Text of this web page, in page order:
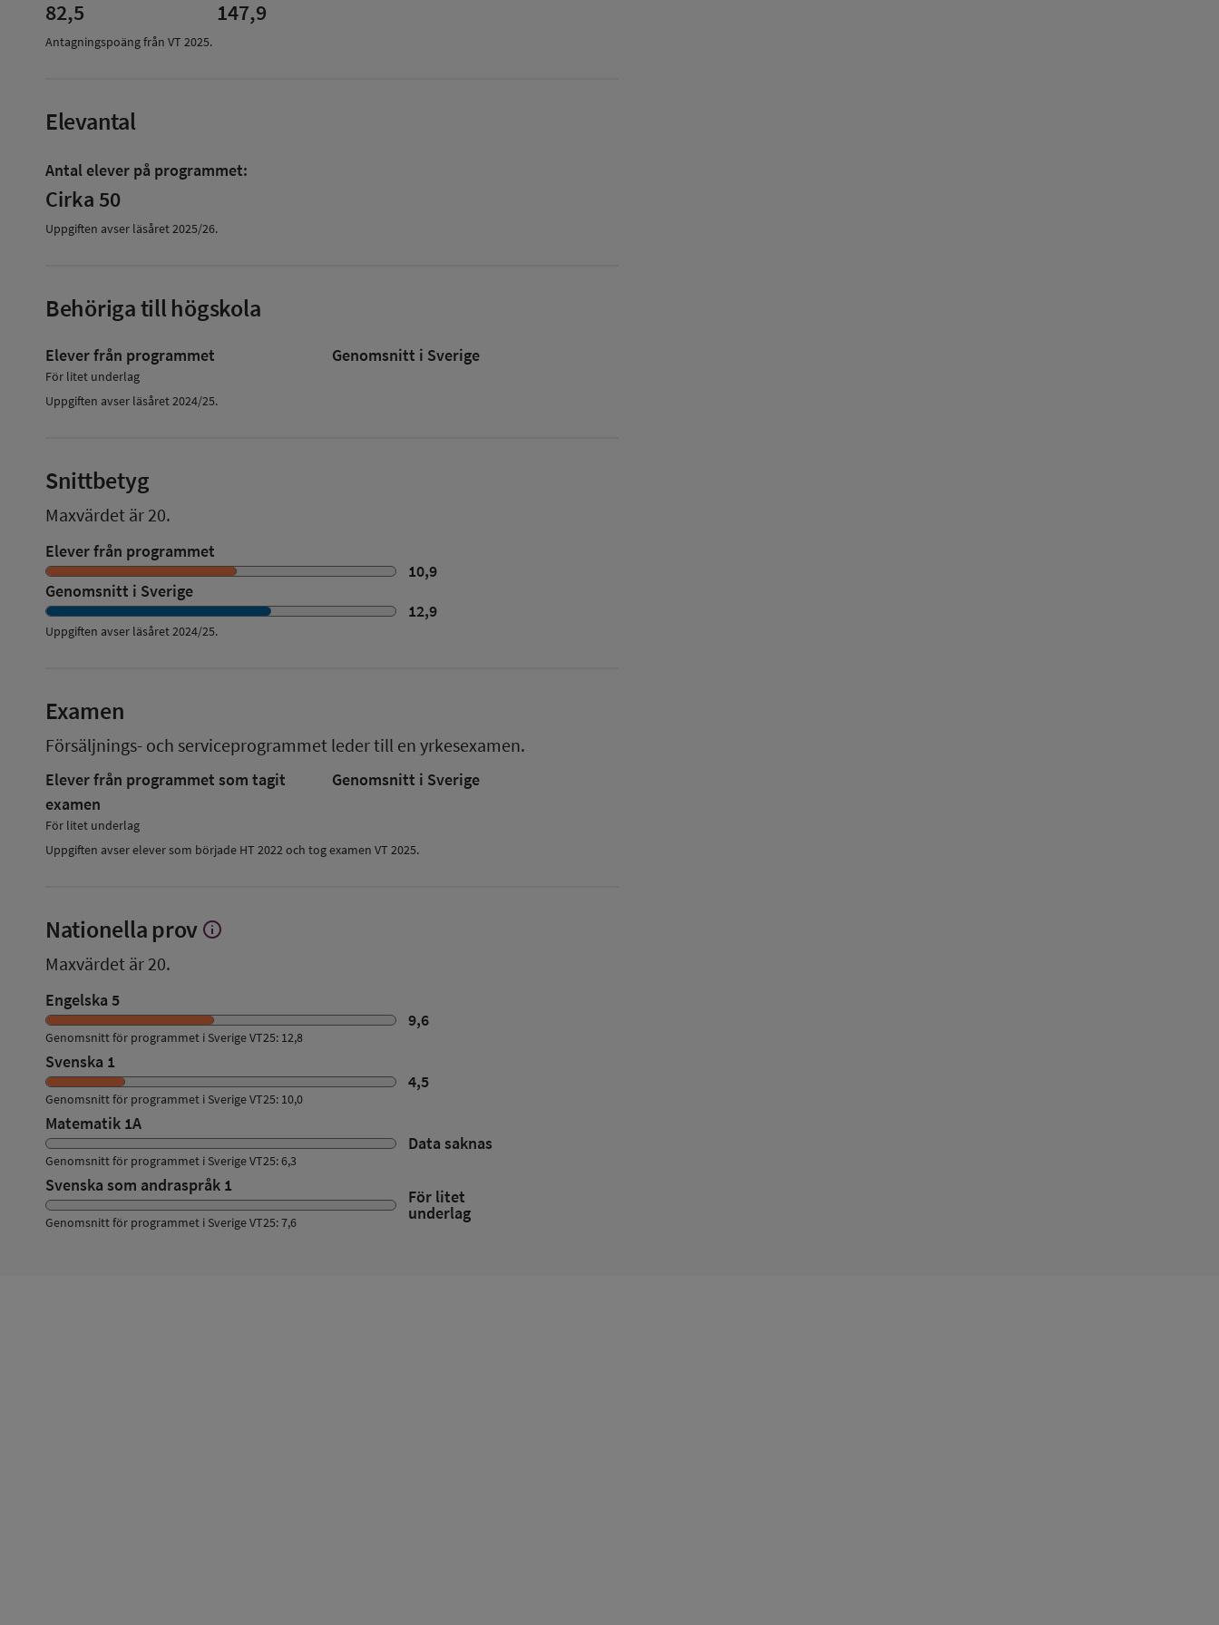
82,5 147,9
Antagningspoäng från VT 2025.
Elevantal
Antal elever på programmet:
Cirka 50
Uppgiften avser läsåret2025/26.
Behöriga till högskola
Elever från programmet
För litet underlag
Genomsnitt i Sverige
Uppgiften avser läsåret 2024/25.
Snittbetyg
Maxvärdet är 20.
Elever från programmet
10,9
Genomsnitt i Sverige
12,9
Uppgiften avser läsåret2024/25.
Examen
Försäljnings- och serviceprogrammet leder till en yrkesexamen.
Elever från programmet som tagit
examen
För litet underlag
Genomsnitt i Sverige
Uppgiften avser elever som började HT 2022 och tog examen VT 2025.
Nationella prov Visa
info
Maxvärdet är 20.
Engelska 5
9,6
Genomsnitt för programmet i Sverige VT25: 12,8
Svenska 1
4,5
Genomsnitt för programmet i Sverige VT25: 10,0
Matematik 1A
Data saknas
Genomsnitt för programmet i Sverige VT25: 6,3
Svenska som andraspråk 1
För litet
underlag
Genomsnitt för programmet i Sverige VT25: 7,6